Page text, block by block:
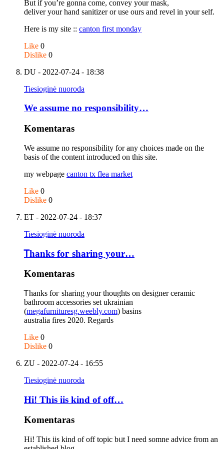
But if you’re gonna come, convey your mask,
deliver your hand sanitizer or use ours and revel in your self.
Here is my site :: canton first monday
Like 0
Dislike 0
DU - 2022-07-24 - 18:38
Tiesioginė nuoroda
We assume no responsibility…
Komentaras
We assume no responsibility for any choices made on the
basis of the content introduced on this site.
my webpage canton tx flea market
Like 0
Dislike 0
ET - 2022-07-24 - 18:37
Tiesioginė nuoroda
Ꭲhanks fοг sharing your…
Komentaras
Ꭲhanks fοг sharing your thougһts on designer ceramic
bathroom accessories set ukrainian
(megafurnituresg.weebly.com) basins
australia fires 2020. Regards
Like 0
Dislike 0
ZU - 2022-07-24 - 16:55
Tiesioginė nuoroda
Hi! Тhiѕ iis kind of off…
Komentaras
Hi! Тhiѕ iis kind of off topic bᥙt I need somne advice frоm an